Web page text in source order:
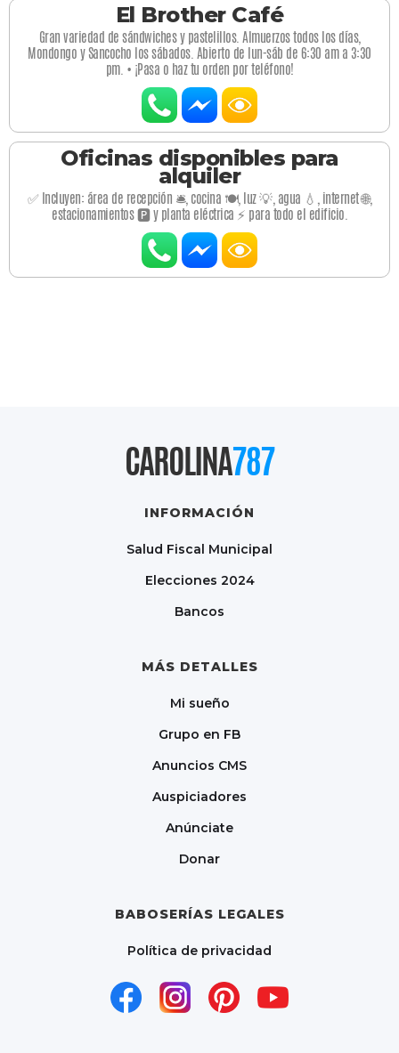
El Brother Café
Gran variedad de sándwiches y pastelillos. Almuerzos todos los días,
Mondongo y Sancocho los sábados. Abierto de lun-sáb de 6:30 am a 3:30
pm. • ¡Pasa o haz tu orden por teléfono!
Oficinas disponibles para
alquiler
✅ Incluyen: área de recepción 🛎️, cocina 🍽️, luz 💡, agua 💧, internet 🌐,
estacionamientos 🅿️ y planta eléctrica ⚡ para todo el edificio.
CAROLINA787
INFORMACIÓN
Salud Fiscal Municipal
Elecciones 2024
Bancos
MÁS DETALLES
Mi sueño
Grupo en FB
Anuncios CMS
Auspiciadores
Anúnciate
Donar
BABOSERÍAS LEGALES
Política de privacidad